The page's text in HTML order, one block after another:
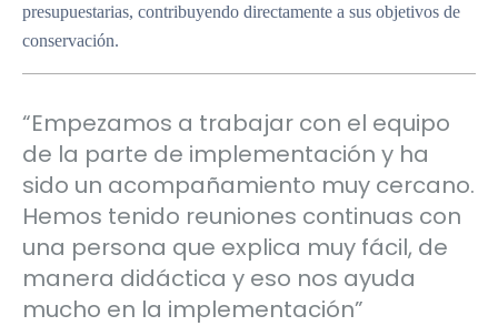
presupuestarias, contribuyendo directamente a sus objetivos de
conservación.
“Empezamos a trabajar con el equipo
de la parte de implementación y ha
sido un acompañamiento muy cercano.
Hemos tenido reuniones continuas con
una persona que explica muy fácil, de
manera didáctica y eso nos ayuda
mucho en la implementación”